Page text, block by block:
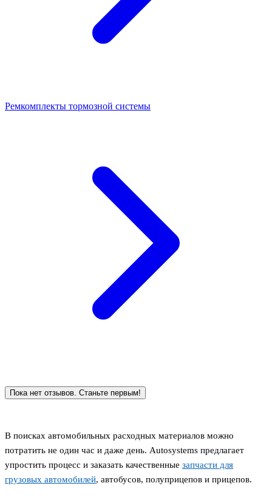
Ремкомплекты тормозной системы
Пока нет отзывов. Станьте первым!
В поисках автомобильных расходных материалов можно
потратить не один час и даже день. Autosystems предлагает
упростить процесс и заказать качественные запчасти для
грузовых автомобилей, автобусов, полуприцепов и прицепов.